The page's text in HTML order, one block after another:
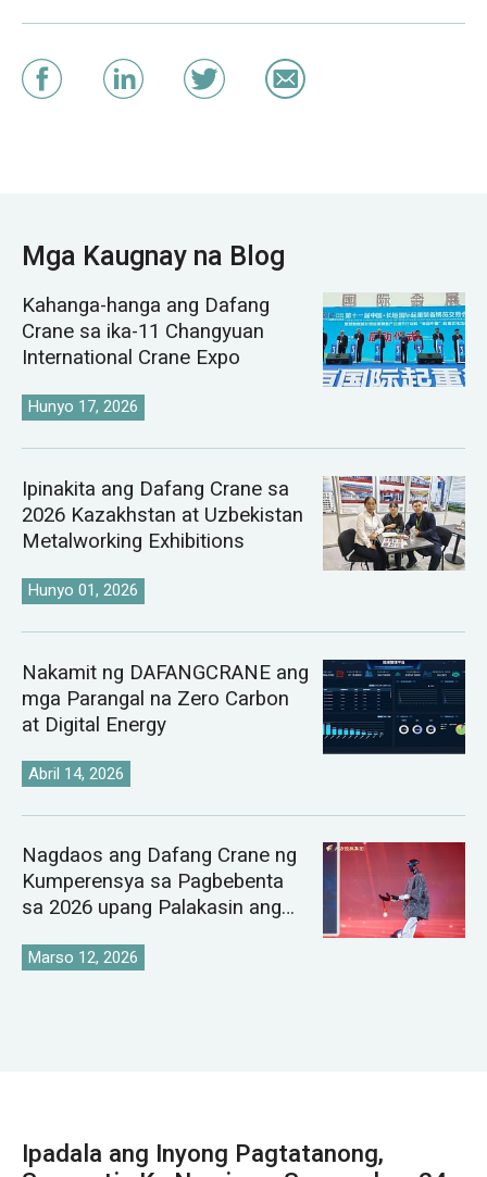
Mga Kaugnay na Blog
Kahanga-hanga ang Dafang
Crane sa ika-11 Changyuan
International Crane Expo
Hunyo 17, 2026
Ipinakita ang Dafang Crane sa
2026 Kazakhstan at Uzbekistan
Metalworking Exhibitions
Hunyo 01, 2026
Nakamit ng DAFANGCRANE ang
mga Parangal na Zero Carbon
at Digital Energy
Abril 14, 2026
Nagdaos ang Dafang Crane ng
Kumperensya sa Pagbebenta
sa 2026 upang Palakasin ang
Pamilihan ng Crane
Marso 12, 2026
Ipadala ang Inyong Pagtatanong,